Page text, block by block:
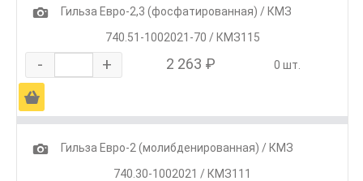
1
Гильза Евро-2,3 (фосфатированная) / КМЗ
740.51-1002021-70 / КМЗ115
- + 2 263 ₽ 0 шт.
Ä
1
Гильза Евро-2 (молибденированная) / КМЗ
740.30-1002021 / КМЗ111